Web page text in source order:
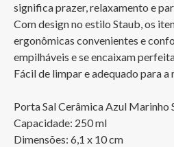
significa prazer, relaxamento e
Com design no estilo Staub, os
ergonômicas convenientes e
empilháveis e se encaixam
Fácil de limpar e adequado para a
Porta Sal Cerâmica Azul Marinho
Capacidade: 250 ml
Dimensões: 6,1 x 10 cm